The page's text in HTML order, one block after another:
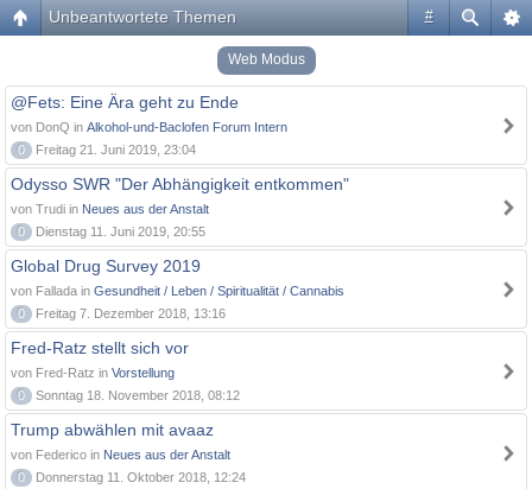
#
Unbeantwortete Themen
Web Modus
@Fets: Eine Ära geht zu Ende
von DonQ in Alkohol-und-Baclofen Forum Intern
0
Freitag 21. Juni 2019, 23:04
Odysso SWR "Der Abhängigkeit entkommen"
von Trudi in Neues aus der Anstalt
0
Dienstag 11. Juni 2019, 20:55
Global Drug Survey 2019
von Fallada in Gesundheit / Leben / Spiritualität / Cannabis
0
Freitag 7. Dezember 2018, 13:16
Fred-Ratz stellt sich vor
von Fred-Ratz in Vorstellung
0
Sonntag 18. November 2018, 08:12
Trump abwählen mit avaaz
von Federico in Neues aus der Anstalt
0
Donnerstag 11. Oktober 2018, 12:24